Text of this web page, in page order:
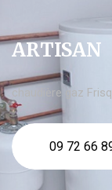
ARTISAN
chaudière gaz
09 72 66